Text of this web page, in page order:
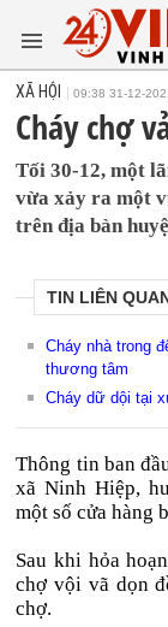
XÃ HỘI 09:38 31-12-
Cháy chợ
Tối 30-12, một
vừa xảy ra một
trên địa bàn
TIN LIÊN
Cháy nhà trong
thương tâm
Cháy dữ dội tại
Thông tin ban
xã Ninh Hiệp,
một số cửa hàng
Sau khi hỏa
chợ vội vã dọn
chợ.